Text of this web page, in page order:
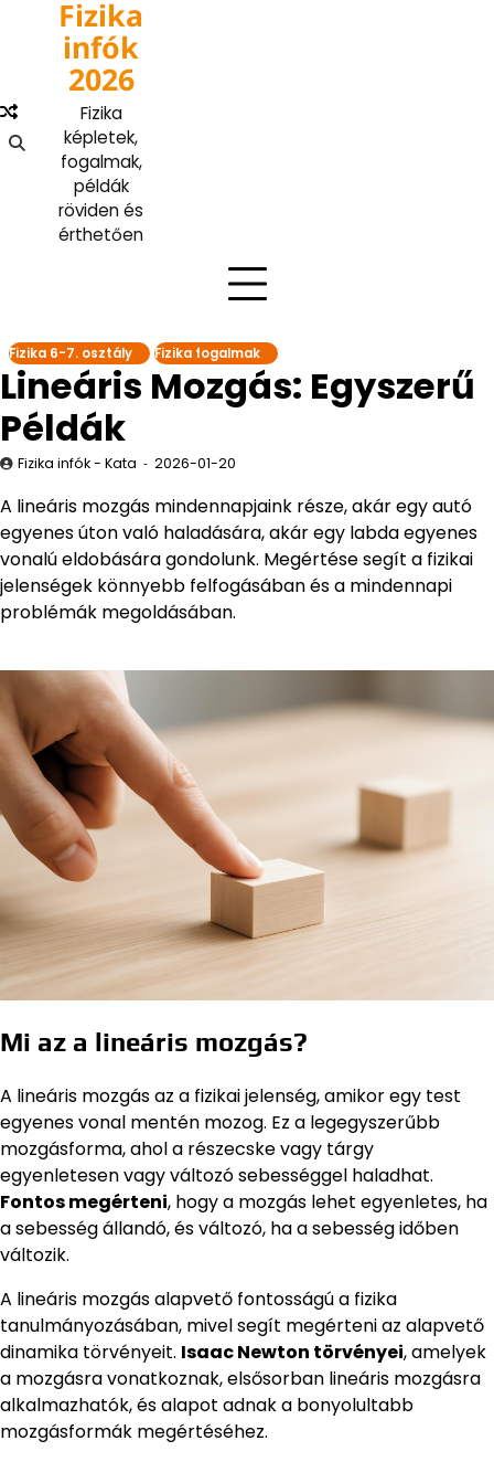
content
Fizika
infók
2026
Fizika
képletek,
fogalmak,
példák
röviden és
érthetően
Fizika 6-7. osztály Fizika fogalmak
Lineáris Mozgás: Egyszerű
Példák
Fizika infók - Kata 2026-01-20
A lineáris mozgás mindennapjaink része, akár egy autó
egyenes úton való haladására, akár egy labda egyenes
vonalú eldobására gondolunk. Megértése segít a fizikai
jelenségek könnyebb felfogásában és a mindennapi
problémák megoldásában.
Mi az a lineáris mozgás?
A lineáris mozgás az a fizikai jelenség, amikor egy test
egyenes vonal mentén mozog. Ez a legegyszerűbb
mozgásforma, ahol a részecske vagy tárgy
egyenletesen vagy változó sebességgel haladhat.
Fontos megérteni, hogy a mozgás lehet egyenletes, ha
a sebesség állandó, és változó, ha a sebesség időben
változik.
A lineáris mozgás alapvető fontosságú a fizika
tanulmányozásában, mivel segít megérteni az alapvető
dinamika törvényeit. Isaac Newton törvényei, amelyek
a mozgásra vonatkoznak, elsősorban lineáris mozgásra
alkalmazhatók, és alapot adnak a bonyolultabb
mozgásformák megértéséhez.